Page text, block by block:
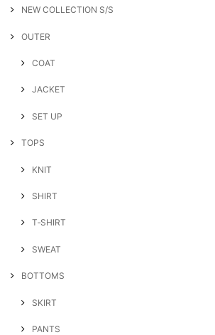
NEW COLLECTION S/S
OUTER
COAT
JACKET
SET UP
TOPS
KNIT
SHIRT
T‐SHIRT
SWEAT
BOTTOMS
SKIRT
PANTS